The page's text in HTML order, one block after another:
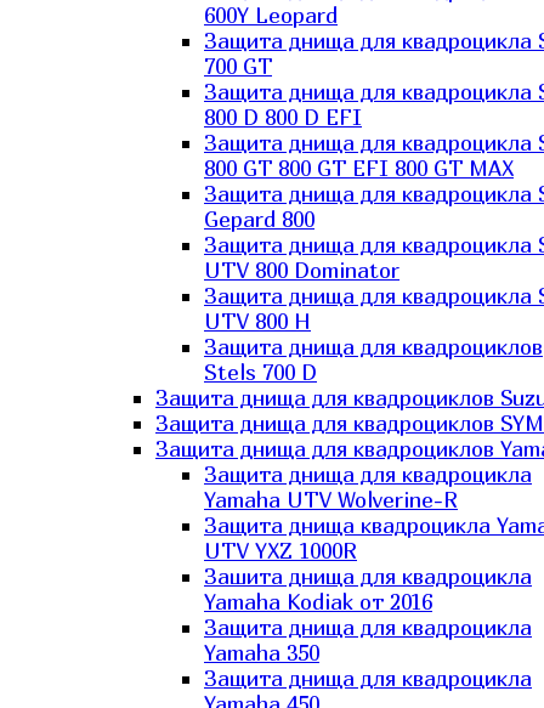
600Y Leopard
Защита днища для квадроцикла
700 GT
Защита днища для квадроцикла
800 D 800 D EFI
Защита днища для квадроцикла
800 GT 800 GT EFI 800 GT MAX
Защита днища для квадроцикла
Gepard 800
Защита днища для квадроцикла
UTV 800 Dominator
Защита днища для квадроцикла
UTV 800 H
Защита днища для квадроциклов
Stels 700 D
Защита днища для квадроциклов
Защита днища для квадроциклов SYM
Защита днища для квадроциклов
Защита днища для квадроцикла
Yamaha UTV Wolverine-R
Защита днища квадроцикла
UTV YXZ 1000R
Зашита днища для квадроцикла
Yamaha Kodiak от 2016
Защита днища для квадроцикла
Yamaha 350
Защита днища для квадроцикла